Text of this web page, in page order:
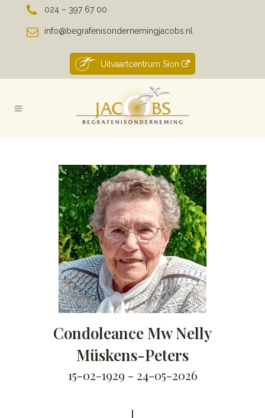
024 – 397 67 00
info@begrafenisondernemingjacobs.nl
Uitvaartcentrum Sion
Condoleance Mw Nelly
Müskens-Peters
15-02-1929 - 24-05-2026